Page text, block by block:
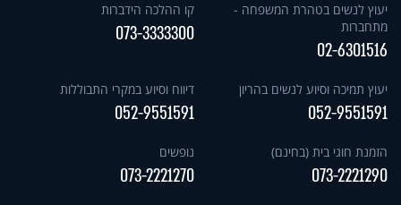
יעוץ לנשים בטהרת המשפחה -
מתחברות
02-6301516
קו ההלכה הידברות
073-3333300
יעוץ תמיכה וסיוע לנשים בהריון
052-9551591
דיווח וסיוע במקרי התבוללות
052-9551591
הזמנת חוגי בית (בחינם)
073-2221290
נופשים
073-2221270